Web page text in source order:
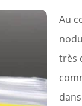
Au
très